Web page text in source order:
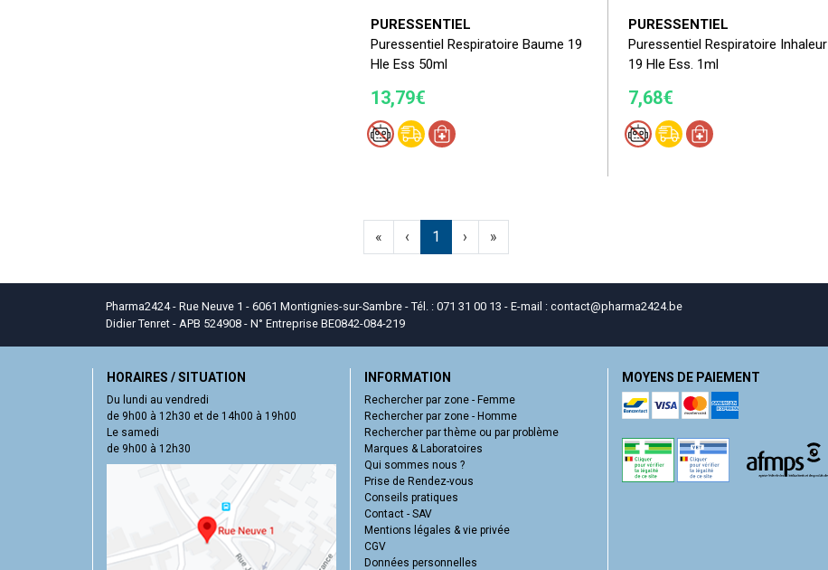
PURESSENTIEL
Puressentiel Respiratoire Baume 19
Hle Ess 50ml
13,79€
PURESSENTIEL
Puressentiel Respiratoire Inhaleur
19 Hle Ess. 1ml
7,68€
« ‹ 1 › »
Pharma2424 - Rue Neuve 1 - 6061 Montignies-sur-Sambre - Tél. : 071 31 00 13 - E-mail : contact@pharma2424.be
Didier Tenret - APB 524908 - N° Entreprise BE0842-084-219
HORAIRES / SITUATION
Du lundi au vendredi
de 9h00 à 12h30 et de 14h00 à 19h00
Le samedi
de 9h00 à 12h30
INFORMATION
Rechercher par zone - Femme
Rechercher par zone - Homme
Rechercher par thème ou par problème
Marques & Laboratoires
Qui sommes nous ?
Prise de Rendez-vous
Conseils pratiques
Contact - SAV
Mentions légales & vie privée
CGV
Données personnelles
MOYENS DE PAIEMENT